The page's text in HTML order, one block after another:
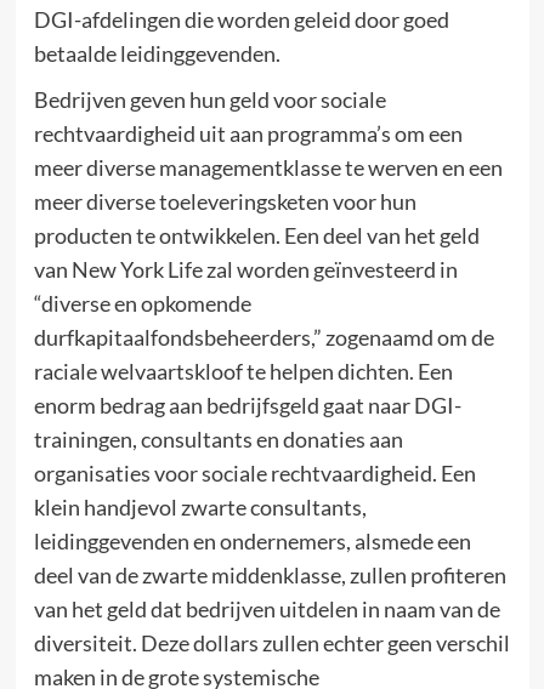
DGI-afdelingen die worden geleid door goed
betaalde leidinggevenden.
Bedrijven geven hun geld voor sociale
rechtvaardigheid uit aan programma’s om een
meer diverse managementklasse te werven en een
meer diverse toeleveringsketen voor hun
producten te ontwikkelen. Een deel van het geld
van New York Life zal worden geïnvesteerd in
“diverse en opkomende
durfkapitaalfondsbeheerders,” zogenaamd om de
raciale welvaartskloof te helpen dichten. Een
enorm bedrag aan bedrijfsgeld gaat naar DGI-
trainingen, consultants en donaties aan
organisaties voor sociale rechtvaardigheid. Een
klein handjevol zwarte consultants,
leidinggevenden en ondernemers, alsmede een
deel van de zwarte middenklasse, zullen profiteren
van het geld dat bedrijven uitdelen in naam van de
diversiteit. Deze dollars zullen echter geen verschil
maken in de grote systemische